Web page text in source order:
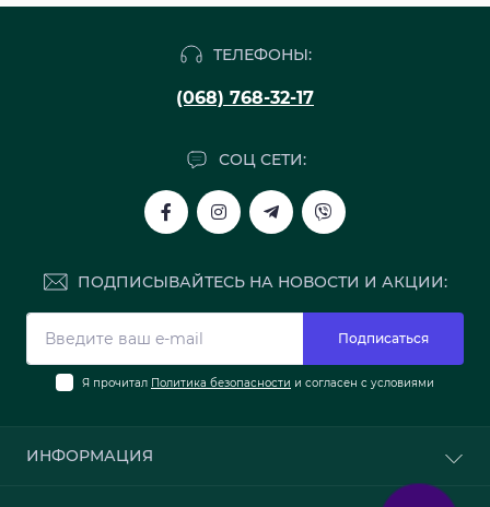
ТЕЛЕФОНЫ:
(068) 768-32-17
СОЦ СЕТИ:
ПОДПИСЫВАЙТЕСЬ НА НОВОСТИ И АКЦИИ:
Подписаться
Я прочитал Политика безопасности и согласен с условиями
ИНФОРМАЦИЯ